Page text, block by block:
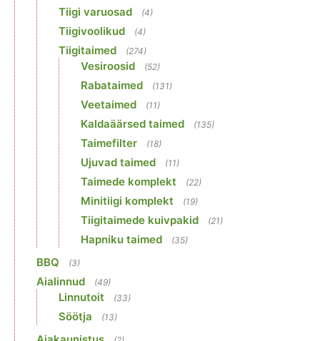
Tiigi varuosad (4)
Tiigivoolikud (4)
Tiigitaimed (274)
Vesiroosid (52)
Rabataimed (131)
Veetaimed (11)
Kaldaäärsed taimed (135)
Taimefilter (18)
Ujuvad taimed (11)
Taimede komplekt (22)
Minitiigi komplekt (19)
Tiigitaimede kuivpakid (21)
Hapniku taimed (35)
BBQ (3)
Aialinnud (49)
Linnutoit (33)
Söötja (13)